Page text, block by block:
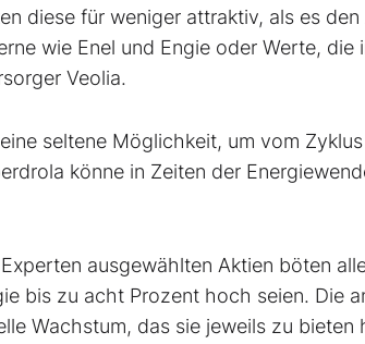
diese für weniger attraktiv, als es
wie Enel und Engie oder Werte,
Veolia.
seltene Möglichkeit, um vom
könne in Zeiten der
ausgewählten Aktien böten
bis zu acht Prozent hoch seien. Die
Wachstum, das sie jeweils zu